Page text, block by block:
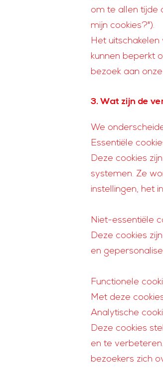
om te allen tijde
mijn cookies?").
Het
kunnen beperkt
bezoek aan
3. Wat zijn de
We
Essentiële
Deze cookies
systemen. Ze
instellingen, het
Niet-essentiële
Deze cookies
en
Functionele
Met deze
Analytische
Deze cookies
en te
bezoekers zich